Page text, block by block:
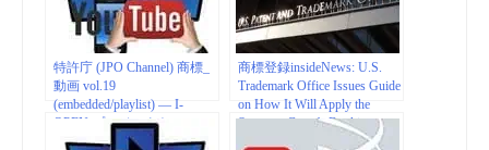
特許庁 (JPO Channel) 商標_
動画 vol.19
(embedded/playlist) — I-
OPEN プロジェクト
商標登録insideNews: U.S.
Trademark Office Issues Guide
on How It Will Apply the
Supreme Court’s Booking.com
Decision to Examination of